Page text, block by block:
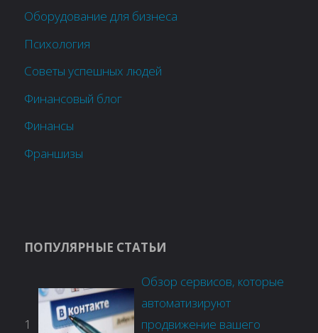
Оборудование для бизнеса
Психология
Советы успешных людей
Финансовый блог
Финансы
Франшизы
ПОПУЛЯРНЫЕ СТАТЬИ
1
Обзор сервисов, которые
автоматизируют
продвижение вашего